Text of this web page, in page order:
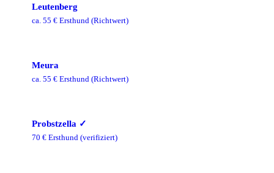
Leutenberg
ca. 55 € Ersthund (Richtwert)
Meura
ca. 55 € Ersthund (Richtwert)
Probstzella ✓
70 € Ersthund (verifiziert)